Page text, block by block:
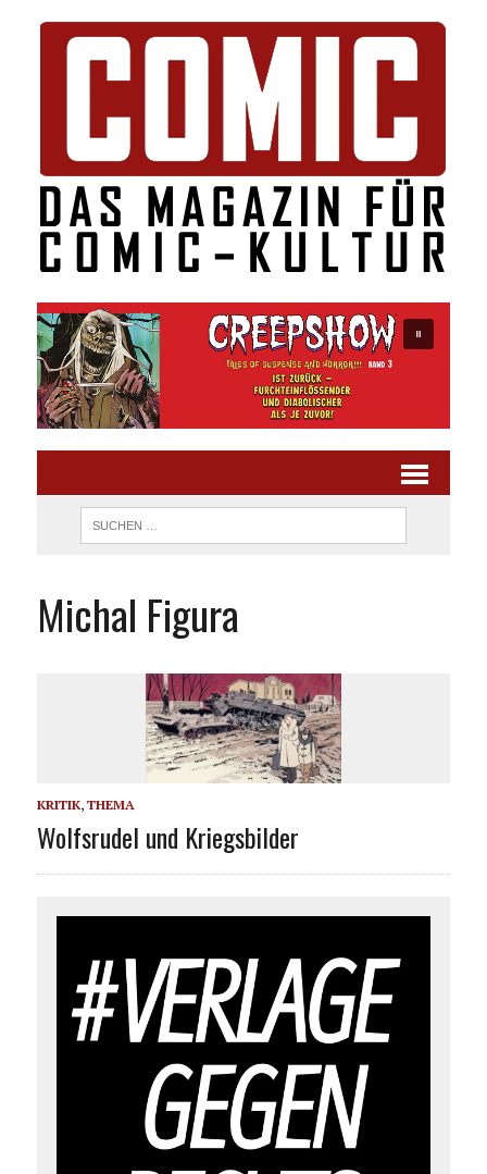
Michal Figura
KRITIK, THEMA
Wolfsrudel und Kriegsbilder